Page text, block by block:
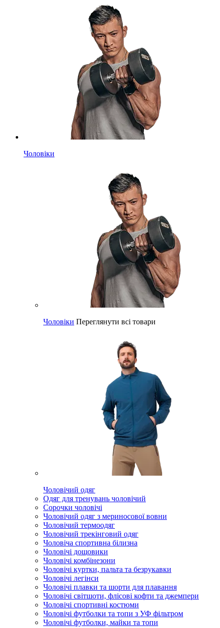
Чоловіки
Чоловіки Переглянути всі товари
Чоловічий одяг
Одяг для тренувань чоловічий
Сорочки чоловічі
Чоловічий одяг з мериносової вовни
Чоловічий термоодяг
Чоловічий трекінговий одяг
Чоловіча спортивна білизна
Чоловічі дощовики
Чоловічі комбінезони
Чоловічі куртки, пальта та безрукавки
Чоловічі легінси
Чоловічі плавки та шорти для плавання
Чоловічі світшоти, флісові кофти та джемпери
Чоловічі спортивні костюми
Чоловічі футболки та топи з УФ фільтром
Чоловічі футболки, майки та топи